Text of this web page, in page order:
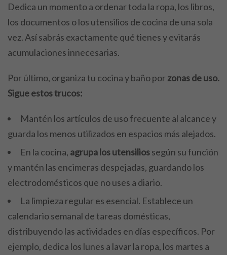
Dedica un momento a ordenar toda la ropa, los libros,
los documentos o los utensilios de cocina de una sola
vez. Así sabrás exactamente qué tienes y evitarás
acumulaciones innecesarias.
Por último, organiza tu cocina y baño porzonas de uso.
Sigue estos trucos:
Mantén los artículos de uso frecuente al alcance y
guarda los menos utilizados en espacios más alejados.
En la cocina, agrupa los utensiliossegún su función
y mantén las encimeras despejadas, guardando los
electrodomésticos que no uses a diario.
La limpieza regular es esencial. Establece un
calendario semanal de tareas domésticas,
distribuyendo las actividades en días específicos. Por
ejemplo, dedica los lunes a lavar la ropa, los martes a